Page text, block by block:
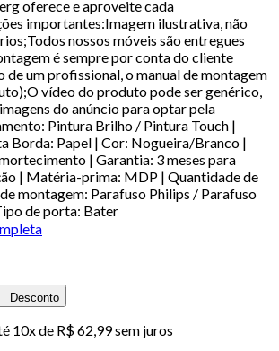
oferece e aproveite cada
importantes:Imagem ilustrativa, não
nossos móveis são entregues
é sempre por conta do cliente
de um profissional, o manual de montagem
vídeo do produto pode ser genérico,
do anúncio para optar pela
Pintura Brilho / Pintura Touch |
Borda: Papel | Cor: Nogueira/Branco |
| Garantia: 3 meses para
| Matéria-prima: MDP | Quantidade de
montagem: Parafuso Philips / Parafuso
de porta: Bater
Desconto
10x de R$ 62,99 sem juros